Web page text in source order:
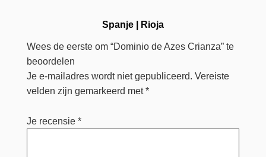
Spanje| Rioja
Wees de eerste om “Dominio de Azes Crianza” te
beoordelen
Je e-mailadres wordt niet gepubliceerd. Vereiste
velden zijn gemarkeerd met*
Je recensie *